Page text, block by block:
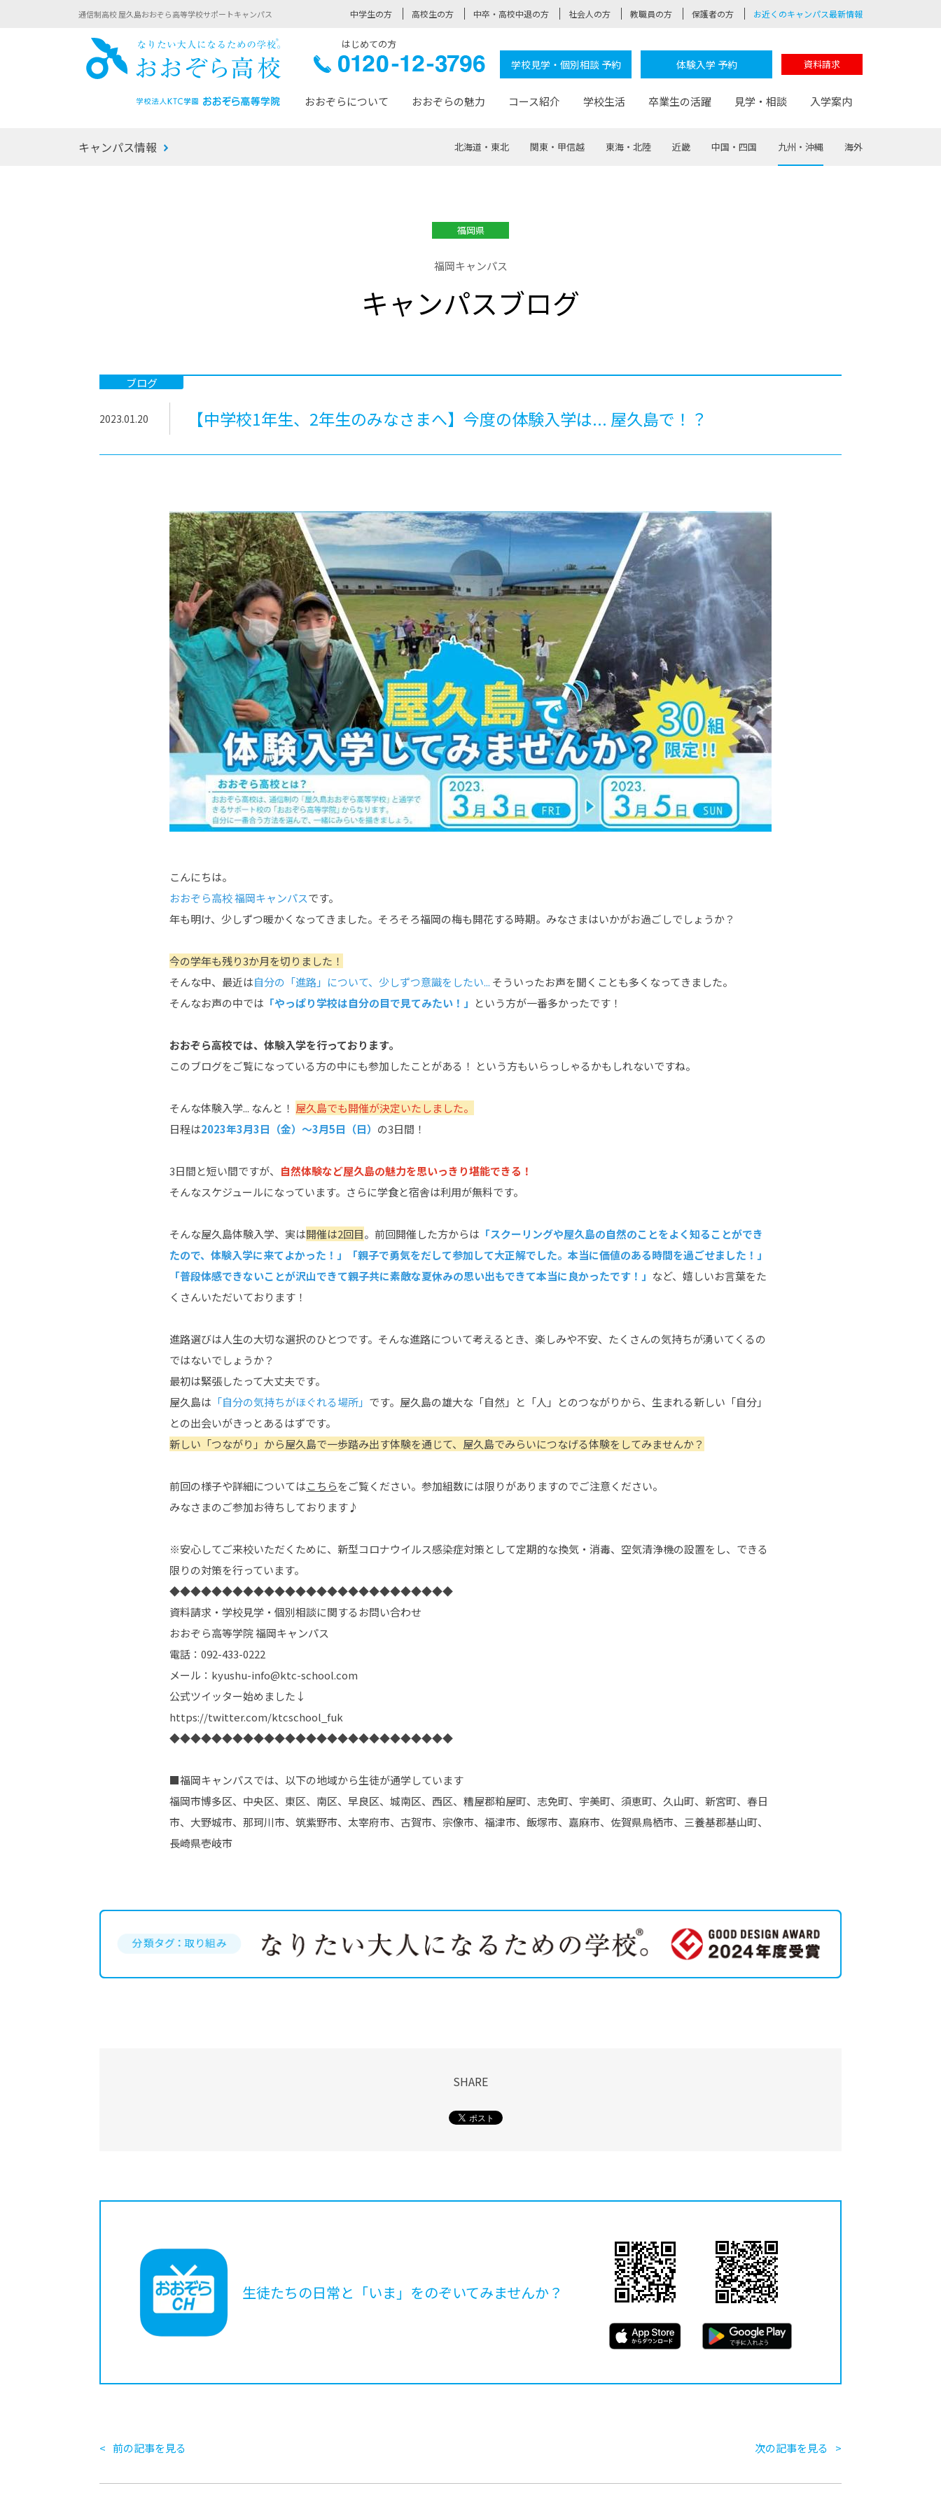
通信制高校 屋久島おおぞら高等学校サポートキャンパス 中学生の方 高校生の方 中卒・高校中退の方 社会人の方 教職員の方 保護者の方 お近くのキャンパス最新情報
おおぞら高校はじめての方
0120-学校見学・個別相談 予約 体験入学 予約 資料請求
おおぞらについて
おおぞら高校とは
サポート
おおぞらの魅力
なりたい大人になるための体験
-社会の架け橋プログラム®
コース紹介
-進学コース
-基礎コース
学校生活
先輩の声 おおぞら100選
卒業生の活躍 見学・相談 入学案内
卒業までの流れ
キャンパス情報 北海道・東北 関東・甲信越 東海・北陸 近畿 中国・四国 九州・沖縄 海外
福岡県
福岡キャンパス
キャンパスブログ
ブログ
2023.01.20 【中学校1年生、2年生のみなさまへ】今度の体験入学は... 屋久島で！？
こんにちは。
おおぞら高校 福岡キャンパスです。
年も明け、少しずつ暖かくなってきました。そろそろ福岡の梅も開花する時期。みなさまはいかがお過ごしでしょうか？
今の学年も残り3か月を切りました！
そんな中、最近は自分の「進路」について、少しずつ意識をしたい... そういったお声を聞くことも多くなってきました。
そんなお声の中では 「やっぱり学校は自分の目で見てみたい！」 という方が一番多かったです！
おおぞら高校では、体験入学を行っております。
このブログをご覧になっている方の中にも参加したことがある！ という方もいらっしゃるかもしれないですね。
そんな体験入学... なんと！ 屋久島でも開催が決定いたしました。
日程は2023年3月3日（金）～3月5日（日） の3日間！
3日間と短い間ですが、 自然体験など屋久島の魅力を思いっきり堪能できる！
そんなスケジュールになっています。さらに学食と宿舎は利用が無料です。
そんな屋久島体験入学、実は開催は2回目。前回開催した方からは 「スクーリングや屋久島の自然のことをよく知ることができ
たので、体験入学に来てよかった！」「親子で勇気をだして参加して大正解でした。本当に価値のある時間を過ごせました！」
「普段体感できないことが沢山できて親子共に素敵な夏休みの思い出もできて本当に良かったです！」 など、嬉しいお言葉をた
くさんいただいております！
進路選びは人生の大切な選択のひとつです。そんな進路について考えるとき、楽しみや不安、たくさんの気持ちが湧いてくるの
ではないでしょうか？
最初は緊張したって大丈夫です。
屋久島は 「自分の気持ちがほぐれる場所」 です。屋久島の雄大な「自然」と「人」とのつながりから、生まれる新しい「自分」
との出会いがきっとあるはずです。
新しい「つながり」から屋久島で一歩踏み出す体験を通じて、屋久島でみらいにつなげる体験をしてみませんか？
前回の様子や詳細についてはこちらをご覧ください。参加組数には限りがありますのでご注意ください。
みなさまのご参加お待ちしております♪
※安心してご来校いただくために、新型コロナウイルス感染症対策として定期的な換気・消毒、空気清浄機の設置をし、できる
限りの対策を行っています。
◆◆◆◆◆◆◆◆◆◆◆◆◆◆◆◆◆◆◆◆◆◆◆◆◆◆◆
資料請求・学校見学・個別相談に関するお問い合わせ
おおぞら高等学院 福岡キャンパス
電話：092-433-0222
メール：kyushu-info@ktc-school.com
公式ツイッター始めました↓
https://twitter.com/ktcschool_fuk
◆◆◆◆◆◆◆◆◆◆◆◆◆◆◆◆◆◆◆◆◆◆◆◆◆◆◆
■福岡キャンパスでは、以下の地域から生徒が通学しています
福岡市博多区、中央区、東区、南区、早良区、城南区、西区、糟屋郡粕屋町、志免町、宇美町、須恵町、久山町、新宮町、春日
市、大野城市、那珂川市、筑紫野市、太宰府市、古賀市、宗像市、福津市、飯塚市、嘉麻市、佐賀県鳥栖市、三養基郡基山町、
長崎県壱岐市
SHARE
生徒たちの日常と「いま」をのぞいてみませんか？
前の記事を見る 次の記事を見る